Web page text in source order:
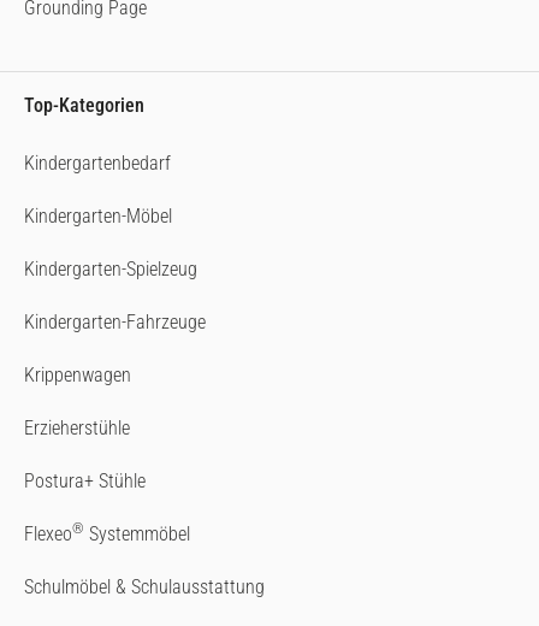
Grounding Page
Top-Kategorien
Kindergartenbedarf
Kindergarten-Möbel
Kindergarten-Spielzeug
Kindergarten-Fahrzeuge
Krippenwagen
Erzieherstühle
Postura+ Stühle
Flexeo® Systemmöbel
Schulmöbel & Schulausstattung